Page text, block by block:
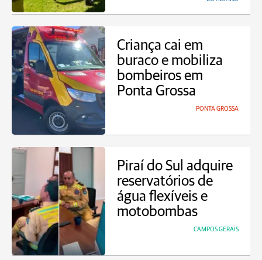
Criança cai em
buraco e mobiliza
bombeiros em
Ponta Grossa
PONTA GROSSA
Piraí do Sul adquire
reservatórios de
água flexíveis e
motobombas
CAMPOS GERAIS